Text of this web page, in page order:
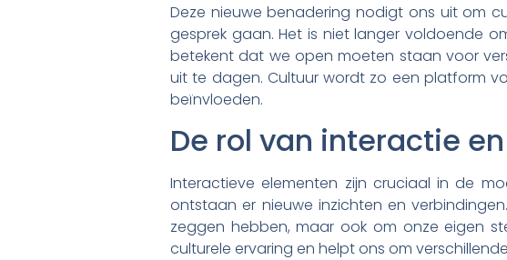
Deze nieuwe benadering nodigt ons uit om
gesprek gaan. Het is niet langer voldoende
betekent dat we open moeten staan voor
uit te dagen. Cultuur wordt zo een platform
beïnvloeden.
De rol van interactie
Interactieve elementen zijn cruciaal in de
ontstaan er nieuwe inzichten en
zeggen hebben, maar ook om onze eigen
culturele ervaring en helpt ons om